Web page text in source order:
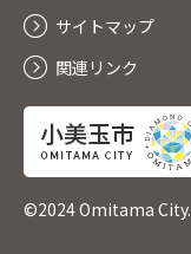
サイトマップ
関連リンク
©2024 Omitama City.